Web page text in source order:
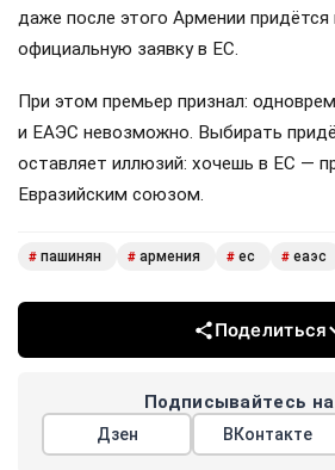
даже после этого Армении придётся
официальную заявку в ЕС.
При этом премьер признал:
и ЕАЭС невозможно. Выбирать
оставляет иллюзий: хочешь в ЕС —
Евразийским союзом.
# пашинян # армения # ес # еаэс
Поделиться
Подписывайтесь
Дзен ВКонтакте